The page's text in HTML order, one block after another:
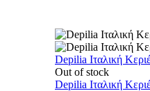
Depilia Ιταλική
Out of stock
Depilia Ιταλική